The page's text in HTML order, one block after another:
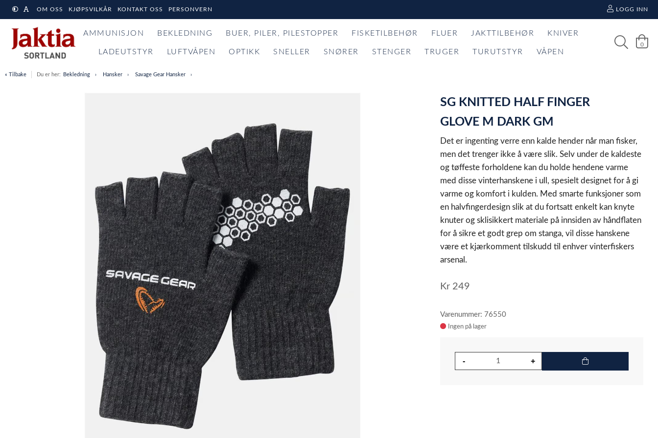
OM OSS KJØPSVILKÅR KONTAKT OSS PERSONVERN LOGG INN
AMMUNISJON BEKLEDNING BUER, PILER, PILESTOPPER FISKETILBEHØR FLUER JAKTTILBEHØR KNIVER
LADEUTSTYR LUFTVÅPEN OPTIKK SNELLER SNØRER STENGER TRUGER TURUTSTYR VÅPEN
0
« Tilbake Du er her: Bekledning Hansker Savage Gear Hansker
SG KNITTED HALF FINGER
GLOVE M DARK GM
Det er ingenting verre enn kalde hender når man fisker,
men det trenger ikke å være slik. Selv under de kaldeste
og tøffeste forholdene kan du holde hendene varme
med disse vinterhanskene i ull, spesielt designet for å gi
varme og komfort i kulden. Med smarte funksjoner som
en halvfingerdesign slik at du fortsatt enkelt kan knyte
knuter og sklisikkert materiale på innsiden av håndflaten
for å sikre et godt grep om stanga, vil disse hanskene
være et kjærkomment tilskudd til enhver vinterfiskers
arsenal.
Kr 249
Varenummer: 76550
Ingen på lager